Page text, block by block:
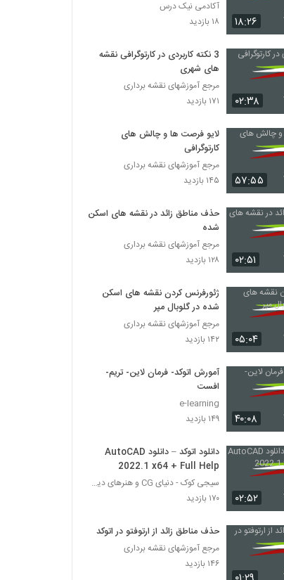
۱۸:۲۶
آکادمی نیک درس
۱۸ بازدید
۰۲:۳۸
3 نکته کاربردی در کارتوگرافی نقشه
های شهری
مرجع آموزشهای نقشه برداری
۱۷۱ بازدید
۵۷:۵۵
لایو فرصت ها و چالش های
کارتوگرافی
مرجع آموزشهای نقشه برداری
۱۴۵ بازدید
۰۲:۵۱
حذف مناطق زائد در نقشه های اسکن
شده
مرجع آموزشهای نقشه برداری
۱۲۸ بازدید
۰۵:۰۴
ژئورفرنس کردن نقشه های اسکن
شده در گلوبال مپر
مرجع آموزشهای نقشه برداری
۱۴۲ بازدید
۴۰:۰۸
آمورش اتوکد- فرمان لاین- تریم-
افست
e-learning
۱۴۹ بازدید
۰۲:۵۲
دانلود اتوکد – دانلود AutoCAD
2022.1 x64 + Full Help
سیجی کوک - دنیای CG و هنرهای دیجیتال
۱۷۰ بازدید
حذف مناطق زائد از ارتوفتو در اتوکد
مرجع آموزشهای نقشه برداری
۱۴۶ بازدید